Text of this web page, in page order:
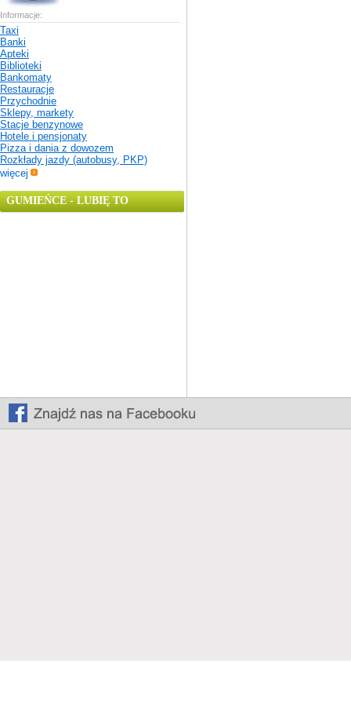
Informacje:
Taxi
Banki
Apteki
Biblioteki
Bankomaty
Restauracje
Przychodnie
Sklepy, markety
Stacje benzynowe
Hotele i pensjonaty
Pizza i dania z dowozem
Rozkłady jazdy (autobusy, PKP)
więcej
GUMIEŃCE - LUBIĘ TO